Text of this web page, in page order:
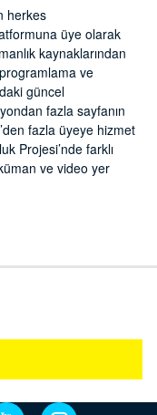
herkes
üye olarak
kaynaklarından
ve
güncel
fazla sayfanın
fazla üyeye hizmet
Projesi’nde farklı
ve video yer